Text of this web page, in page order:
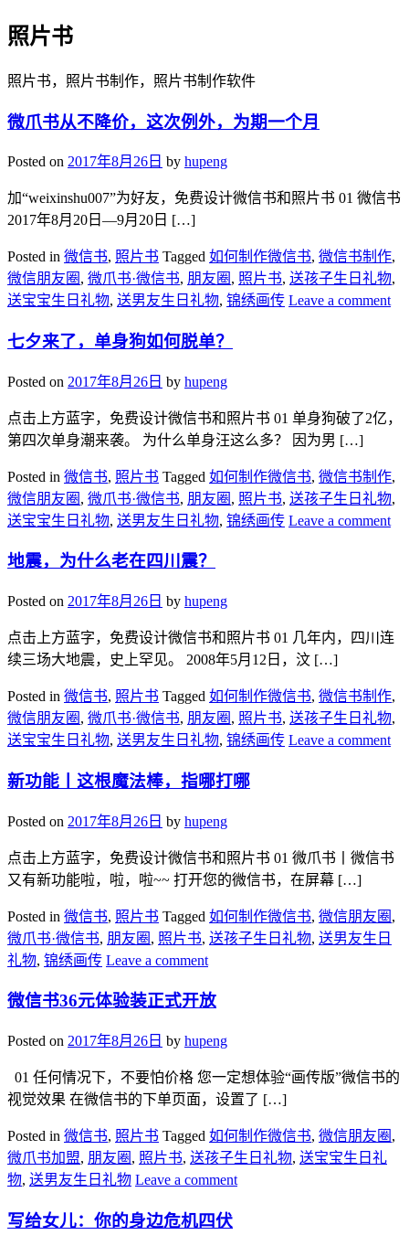
照片书
照片书，照片书制作，照片书制作软件
微爪书从不降价，这次例外，为期一个月
Posted on 2017年8月26日 by hupeng
加“weixinshu007”为好友，免费设计微信书和照片书 01 微信书
2017年8月20日—9月20日 […]
Posted in 微信书, 照片书 Tagged 如何制作微信书, 微信书制作,
微信朋友圈 , 微爪书·微信书, 朋友圈 , 照片书, 送孩子生日礼物,
送宝宝生日礼物, 送男友生日礼物, 锦绣画传 Leave a comment
七夕来了，单身狗如何脱单？
Posted on 2017年8月26日 by hupeng
​点击上方蓝字，免费设计微信书和照片书 01 单身狗破了2亿，
第四次单身潮来袭。 为什么单身汪这么多？ 因为男 […]
Posted in 微信书, 照片书 Tagged 如何制作微信书, 微信书制作,
微信朋友圈 , 微爪书·微信书, 朋友圈 , 照片书, 送孩子生日礼物,
送宝宝生日礼物, 送男友生日礼物, 锦绣画传 Leave a comment
地震，为什么老在四川震？
Posted on 2017年8月26日 by hupeng
​点击上方蓝字，免费设计微信书和照片书 01 几年内，四川连
续三场大地震，史上罕见。 2008年5月12日，汶 […]
Posted in 微信书, 照片书 Tagged 如何制作微信书, 微信书制作,
微信朋友圈 , 微爪书·微信书, 朋友圈 , 照片书, 送孩子生日礼物,
送宝宝生日礼物, 送男友生日礼物, 锦绣画传 Leave a comment
新功能丨这根魔法棒，指哪打哪
Posted on 2017年8月26日 by hupeng
​点击上方蓝字，免费设计微信书和照片书 01 微爪书丨微信书
又有新功能啦，啦，啦~~ 打开您的微信书，在屏幕 […]
Posted in 微信书, 照片书 Tagged 如何制作微信书, 微信朋友圈 ,
微爪书·微信书, 朋友圈 , 照片书, 送孩子生日礼物, 送男友生日
礼物, 锦绣画传 Leave a comment
微信书36元体验装正式开放
Posted on 2017年8月26日 by hupeng
01 任何情况下，不要怕价格 您一定想体验“画传版”微信书的
视觉效果 在微信书的下单页面，设置了 […]
Posted in 微信书, 照片书 Tagged 如何制作微信书, 微信朋友圈 ,
微爪书加盟, 朋友圈 , 照片书, 送孩子生日礼物, 送宝宝生日礼
物, 送男友生日礼物 Leave a comment
写给女儿：你的身边危机四伏